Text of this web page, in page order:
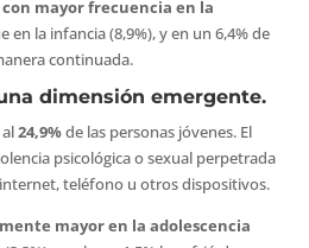
mayor frecuencia en la
en la infancia (8,9%), y en un 6,4% de
continuada.
dimensión emergente.
24,9%de las personas jóvenes. El
psicológica o sexual perpetrada
teléfono u otros dispositivos.
mayor en la adolescencia